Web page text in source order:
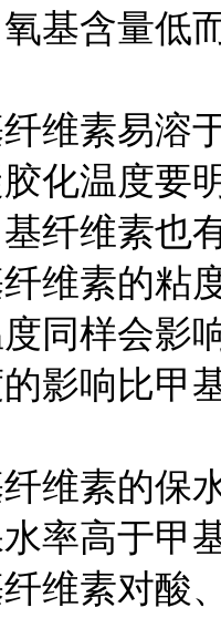
基含量低
维素易溶
化温度要
纤维素也
维素的粘
同样会影
影响比甲
维素的保
率高于甲
维素对酸